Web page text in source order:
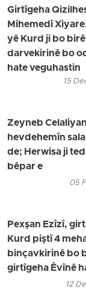
Girtîgeha
Mihemedî
yê Kurd ji bo
darvekirinê bo
hate veguhastin
15
Zeyneb
hevdehemîn
de; Herwisa ji
bêpar e
05
Pexşan Ezîzî,
Kurd piştî 4
binçavkirinê bo
girtîgeha Êvînê
12